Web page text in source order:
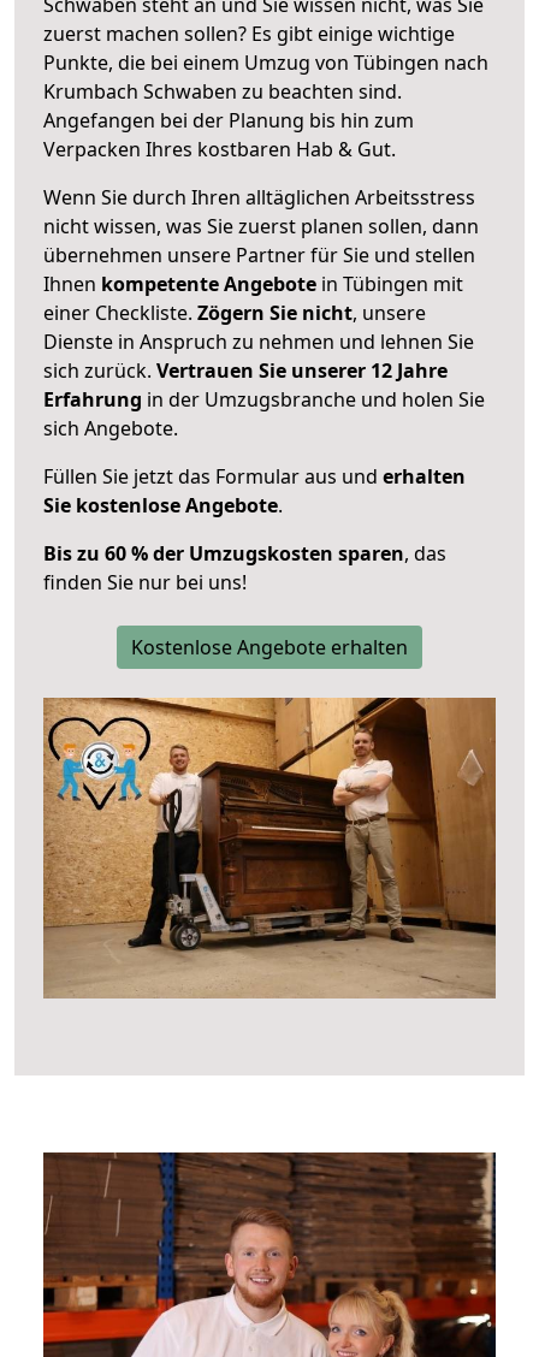
zuerst machen sollen? Es gibt einige wichtige
Punkte, die bei einem Umzug von Tübingen nach
Krumbach Schwaben zu beachten sind.
Angefangen bei der Planung bis hin zum
Verpacken Ihres kostbaren Hab & Gut.
Wenn Sie durch Ihren alltäglichen Arbeitsstress
nicht wissen, was Sie zuerst planen sollen, dann
übernehmen unsere Partner für Sie und stellen
Ihnen kompetente Angebote in Tübingen mit
einer Checkliste. Zögern Sie nicht, unsere
Dienste in Anspruch zu nehmen und lehnen Sie
sich zurück. Vertrauen Sie unserer 12 Jahre
Erfahrung in der Umzugsbranche und holen Sie
sich Angebote.
Füllen Sie jetzt das Formular aus und erhalten
Sie kostenlose Angebote.
Bis zu 60 % der Umzugskosten sparen, das
finden Sie nur bei uns!
Kostenlose Angebote erhalten